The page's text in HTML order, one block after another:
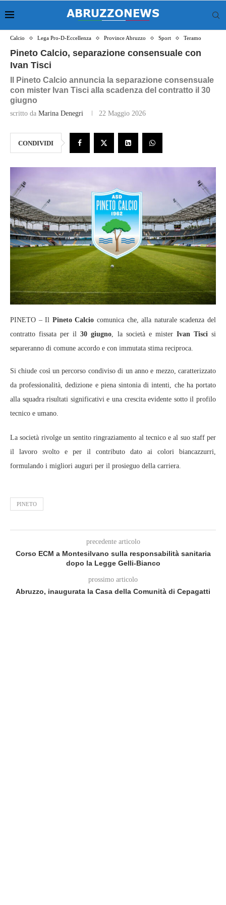
Calcio Lega Pro-D-Eccellenza Province Abruzzo Sport Teramo
Pineto Calcio, separazione consensuale con
Ivan Tisci
Il Pineto Calcio annuncia la separazione consensuale
con mister Ivan Tisci alla scadenza del contratto il 30
giugno
scritto da Marina Denegri 22 Maggio 2026
CONDIVIDI
PINETO – Il Pineto Calcio comunica che, alla naturale scadenza del
contratto fissata per il30 giugno , la società e mister Ivan Tisci si
separeranno di comune accordo e con immutata stima reciproca.
Si chiude così un percorso condiviso di un anno e mezzo, caratterizzato
da professionalità, dedizione e piena sintonia di intenti, che ha portato
alla squadra risultati significativi e una crescita evidente sotto il profilo
tecnico e umano.
La società rivolge un sentito ringraziamento al tecnico e al suo staff per
il lavoro svolto e per il contributo dato ai colori biancazzurri,
formulando i migliori auguri per il prosieguo della carriera.
PINETO
precedente articolo
Corso ECM a Montesilvano sulla responsabilità sanitaria
dopo la Legge Gelli‑Bianco
prossimo articolo
Abruzzo, inaugurata la Casa della Comunità di Cepagatti